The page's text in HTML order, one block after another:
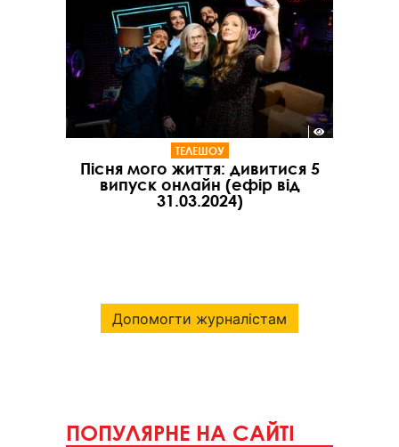
ТЕЛЕШОУ
Пісня мого життя: дивитися 5
випуск онлайн (ефір від
31.03.2024)
Допомогти журналістам
ПОПУЛЯРНЕ НА САЙТІ